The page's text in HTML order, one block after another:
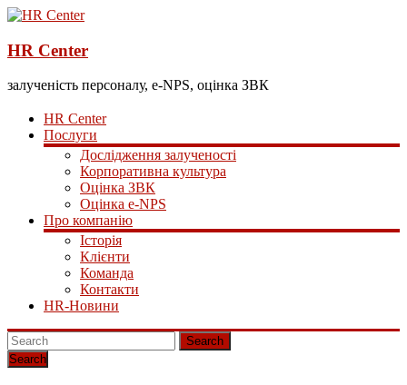
HR Center
залученість персоналу, e-NPS, оцінка ЗВК
HR Center
Послуги
Дослідження залученості
Корпоративна культура
Оцінка ЗВК
Оцінка e-NPS
Про компанію
Історія
Клієнти
Команда
Контакти
HR-Новини
Search